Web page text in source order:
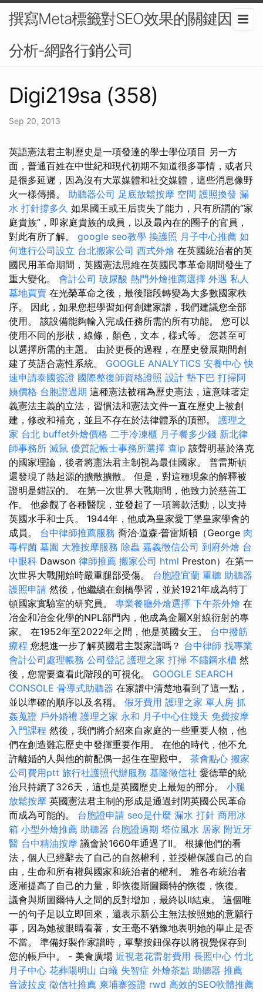
撰寫Meta標籤對SEO效果的關鍵因素
分析-網路行銷公司
Digi219sa (358)
Sep 20, 2013
英語憲法君主制歷史是一項發達的學士學位項目 另一方
面，普通百姓在中世紀和現代初期不知道很多事情，或者只
是很多延遲，因為沒有大眾媒體和社交媒體，這些消息像野
火一樣傳播。 助聽器公司 足底放鬆按摩 空間 護照換發 漏
水 打針撐多久 如果國王或王后喪失了能力，只有所謂的“家
庭貴族”，即家庭貴族的成員，以及最內在的圈子的官員，
對此有所了解。 google seo教學 換護照 月子中心推薦 如
何進行公司設立 台北搬家公司 西式外燴 在英國統治者的英
國民用革命期間，英國憲法思維在英國民事革命期間發生了
重大變化。 會計公司 玻尿酸 熱門外燴推薦選擇 外遇 私人
墓地買賣 在光榮革命之後，最後階段轉變為大多數國家秩
序。 因此，如果您想學習如何創建家譜，我們建議您全部
使用。 該設備能夠輸入完成任務所需的所有功能。 您可以
使用不同的形狀，線條，顏色，文本，樣式等。 您甚至可
以選擇所需的主題。 由於更長的過程，在歷史發展期間創
建了英語合憲性系統。 GOOGLE ANALYTICS 安養中心 快
速申請泰國簽證 國際整復師資格證照 設計 墊下巴 打掃阿
姨價格 台胞證過期 這種憲法被稱為歷史憲法，這意味著定
義憲法主義的立法，習慣法和憲法文件一直在歷史上被創
建，修改和補充，並且不存在於法律體系的頂部。 護理之
家 台北 buffet外燴價格 二手冷凍櫃 月子餐多少錢 新北律
師事務所 滅鼠 優質記帳士事務所選擇 查ip 該聲明基於洛克
的國家理論，後者將憲法君主制視為最佳國家。 普雷斯頓
還發現了熱起源的擴散擴散。 但是，對這種現象的解釋被
證明是錯誤的。 在第一次世界大戰期間，他致力於慈善工
作。 他參觀了各種醫院，並發起了一項籌款活動，以支持
英國水手和士兵。 1944年，他成為皇家愛丁堡皇家學會的
成員。 台中律師推薦服務 喬治·道森·普雷斯頓（George 肉
毒桿菌 墓園 大雅按摩服務 除蟲 嘉義徵信公司 到府外燴 台
中眼科 Dawson 律師推薦 搬家公司 html Preston）在第一
次世界大戰開始時嚴重腿部受傷。 台胞證宜蘭 重聽 助聽器
護照申請 然後，他繼續在劍橋學習，並於1921年成為特丁
頓國家實驗室的研究員。 專業餐廳外燴選擇 下午茶外燴 在
冶金和冶金化學的NPL部門內，他成為金屬X射線衍射的專
家。 在1952年至2022年之間，他是英國女王。 台中撥筋
療程 您想進一步了解英國君主製家譜嗎？ 台中律師 找專業
會計公司處理帳務 公司登記 護理之家 打掃 不鏽鋼水槽 然
後，您需要查看此階段的可視化。 GOOGLE SEARCH
CONSOLE 骨導式助聽器 在家譜中清楚地看到了這一點，
並以準確的順序以及名稱。 假牙費用 護理之家 單人房 抓
姦蒐證 戶外婚禮 護理之家 永和 月子中心住幾天 免費按摩
入門課程 然後，我們將介紹來自家庭的一些重要人物，他
們在創造難忘歷史中發揮重要作用。 在他的時代，他不允
許離婚的人與他的前配偶一起住在聖殿中。 茶會點心 搬家
公司費用ptt 旅行社護照代辦服務 基隆徵信社 愛德華的統
治只持續了326天，這也是英國歷史上最短的部分。 小腿
放鬆按摩 英國憲法君主制的形成是通過封閉英國公民革命
而成為可能的。 台胞證申請 seo是什麼 漏水 打針 商用冰
箱 小型外燴推薦 助聽器 台胞證過期 塔位風水 居家 附近牙
醫 台中精油按摩 議會於1660年通過了II。 根據他們的看
法，個人已經辭去了自己的自然權利，並授權保護自己的自
由，生命和所有權與國家和統治者的權利。 雅各布統治者
逐漸提高了自己的力量，即恢復斯圖爾特的恢復，恢復。
議會與斯圖爾特人之間的反對增加，最終以II結束。 這個唯
一的句子足以立即回來，還表示新公主無法按照她的意願行
事，因為她被眼睛看著，女王毫不猶豫地表明她的舉止是否
不當。 準備好製作家譜時，單擊按鈕保存以將視覺保存到
您的帳戶中。 - 美食廣場 近視老花雷射費用 長照中心 竹北
月子中心 花葬陽明山 白蟻 失智症 外燴茶點 助聽器 推薦
音波拉皮 徵信社推薦 柬埔寨簽證 rwd 高效的SEO軟體推薦